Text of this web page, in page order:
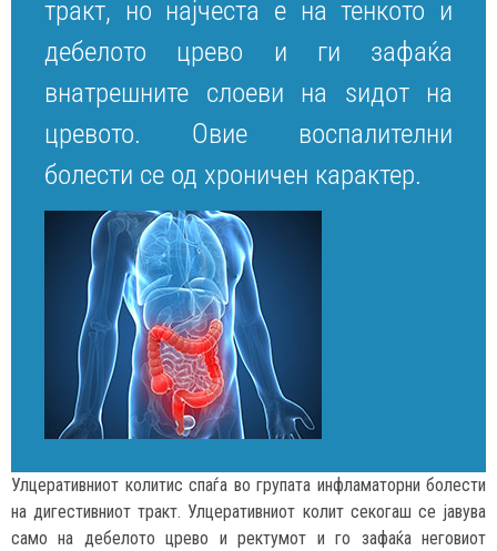
тракт, но најчеста е на тенкото и
дебелото црево и ги зафаќа
внатрешните слоеви на ѕидот на
цревото. Овие воспалителни
болести се од хроничен карактер.
Улцеративниот колитис спаѓа во групата инфламаторни болести
на дигестивниот тракт. Улцеративниот колит секогаш се јавува
само на дебелото црево и ректумот и го зафаќа неговиот